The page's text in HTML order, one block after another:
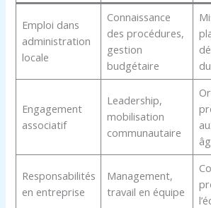
Emploi dans
administration
locale
Connaissance
des procédures,
gestion
budgétaire
Engagement
associatif
Leadership,
mobilisation
communautaire
Responsabilités
en entreprise
Management,
travail en équipe